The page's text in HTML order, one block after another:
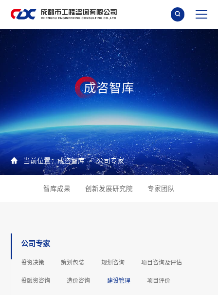

成咨智库
 当前位置：成咨智库 > 公司专家
智库成果 创新发展研究院 专家团队
公司专家
投资决策 策划包装 规划咨询 项⽬咨询及评估
投融资咨询 造价咨询 建设管理 项⽬评价